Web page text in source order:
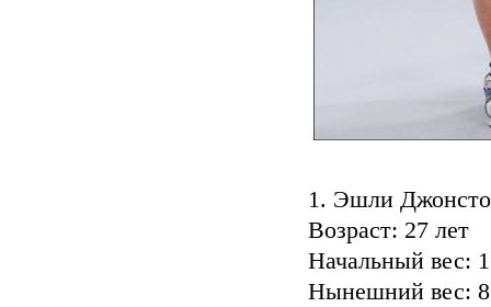
1. Эшли
Возраст: 27 лет
Начальный вес:
Нынешний вес: